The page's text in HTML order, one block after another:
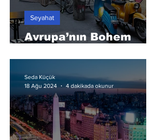
Avrupa’nın Bohem
Seyahat
Seda Küçük
18 Ağu 2024
4 dakikada okunur